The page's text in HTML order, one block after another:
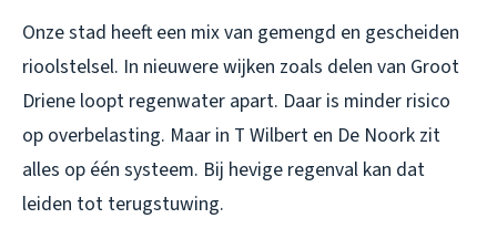
Onze stad heeft een mix van gemengd en gescheiden
rioolstelsel. In nieuwere wijken zoals delen van Groot
Driene loopt regenwater apart. Daar is minder risico
op overbelasting. Maar in T Wilbert en De Noork zit
alles op één systeem. Bij hevige regenval kan dat
leiden tot terugstuwing.